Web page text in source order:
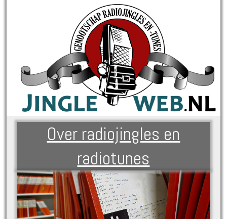
Over radiojingles en
radiotunes